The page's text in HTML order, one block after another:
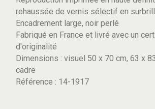
rehaussée de vernis sélectif en
Encadrement large, noir perlé
Fabriqué en France et livré avec un
d'originalité
Dimensions : visuel 50 x 70 cm, 63 x
cadre
Référence : 14-1917